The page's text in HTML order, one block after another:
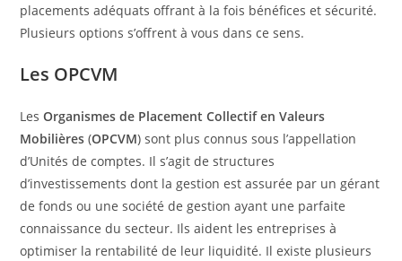
placements adéquats offrant à la fois bénéfices et sécurité.
Plusieurs options s’offrent à vous dans ce sens.
Les OPCVM
LesOrganismes de Placement Collectif en Valeurs
Mobilières (OPCVM) sont plus connus sous l’appellation
d’Unités de comptes. Il s’agit de structures
d’investissements dont la gestion est assurée par un gérant
de fonds ou une société de gestion ayant une parfaite
connaissance du secteur. Ils aident les entreprises à
optimiser la rentabilité de leur liquidité. Il existe plusieurs